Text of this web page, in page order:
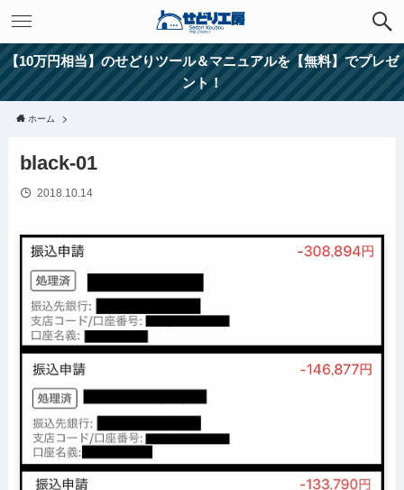
【10万円相当】のせどりツール＆マニュアルを【無料】でプレゼ
ント！
ホーム
black-01
2018.10.14